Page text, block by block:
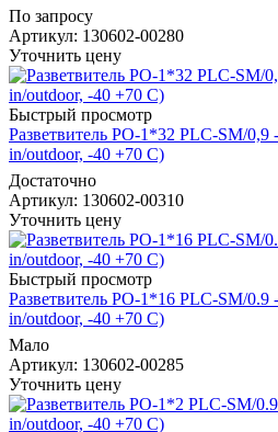
По запросу
Артикул: 130602-00280
Уточнить цену
Быстрый просмотр
Разветвитель РО-1*32 PLC-SM/
in/outdoor, -40 +70 С)
Достаточно
Артикул: 130602-00310
Уточнить цену
Быстрый просмотр
Разветвитель РО-1*16 PLC-SM/
in/outdoor, -40 +70 С)
Мало
Артикул: 130602-00285
Уточнить цену